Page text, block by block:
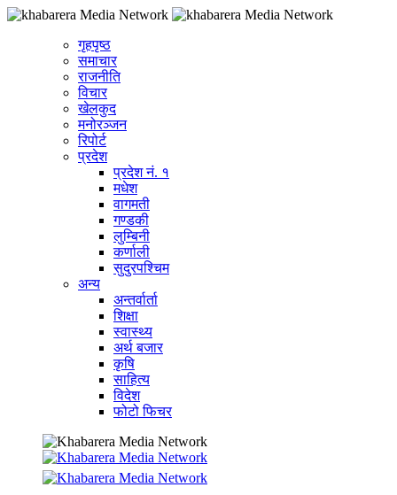
गृहपृष्ठ
समाचार
राजनीति
विचार
खेलकुद
मनोरञ्जन
रिपोर्ट
प्रदेश
प्रदेश नं. १
मधेश
वागमती
गण्डकी
लुम्बिनी
कर्णाली
सुदुरपश्चिम
अन्य
अन्तर्वार्ता
शिक्षा
स्वास्थ्य
अर्थ बजार
कृषि
साहित्य
विदेश
फोटो फिचर